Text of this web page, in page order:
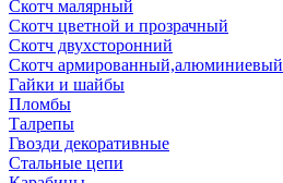
Скотч малярный
Скотч цветной и прозрачный
Скотч двухсторонний
Скотч армированный,алюминиевый
Гайки и шайбы
Пломбы
Талрепы
Гвозди декоративные
Стальные цепи